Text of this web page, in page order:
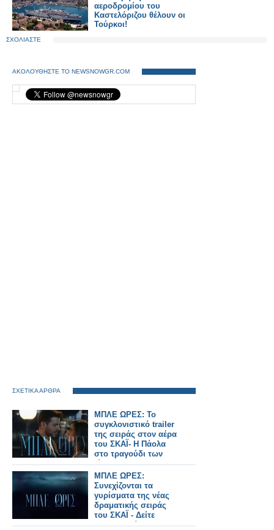
αεροδρομίου του
Καστελόριζου θέλουν οι
Τούρκοι!
ΣΧΟΛΙΑΣΤΕ
ΑΚΟΛΟΥΘΗΣΤΕ ΤΟ NEWSNOWGR.COM
ΣΧΕΤΙΚΑ ΑΡΘΡΑ
ΜΠΛΕ ΩΡΕΣ: Το
συγκλονιστικό trailer
της σειράς στον αέρα
του ΣΚΑΪ- Η Πάολα
στο τραγούδι των
τίτλων
ΜΠΛΕ ΩΡΕΣ:
Συνεχίζονται τα
γυρίσματα της νέας
δραματικής σειράς
του ΣΚΑΪ - Δείτε
φωτογραφίες...